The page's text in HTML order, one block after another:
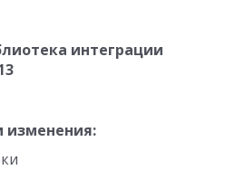
интеграции
изменения: